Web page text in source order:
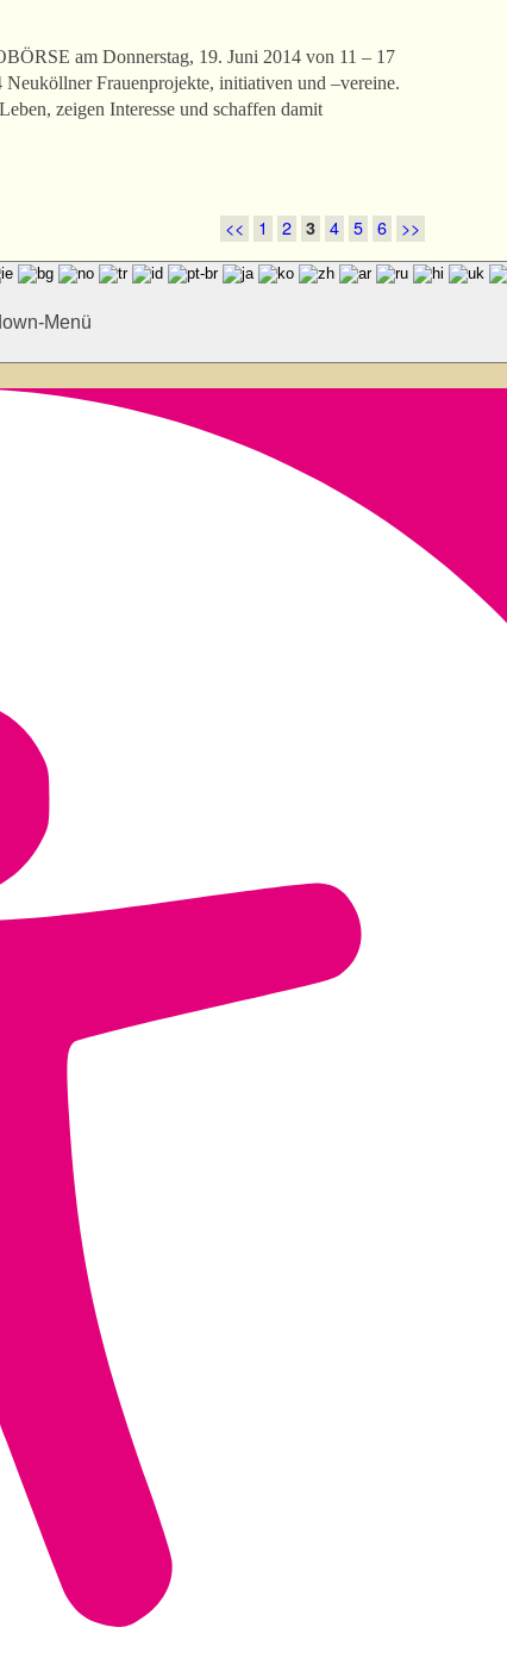
am Donnerstag, 19. Juni 2014 von 11 – 17
Frauenprojekte, initiativen und –vereine.
zeigen Interesse und schaffen damit
<< 1 2 3 4 5 6 >>